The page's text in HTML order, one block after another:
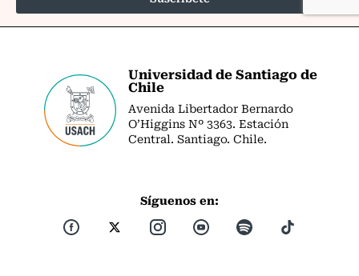
Universidad de Santiago de
Chile
Avenida Libertador Bernardo
O’Higgins Nº 3363. Estación
Central. Santiago. Chile.
Síguenos en: